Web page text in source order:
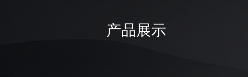
产品展示